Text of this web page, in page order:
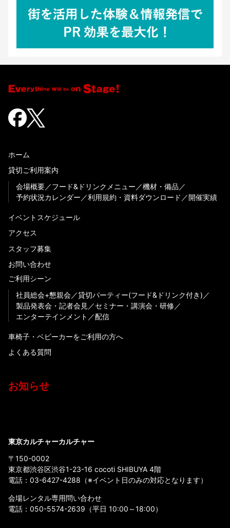
ホーム
貸切ご利用案内
会場概要
フード&ドリンクメニュー
機材・備品
予約状況カレンダー
利用規約・資料ダウンロード 開催実績
イベントスケジュール
アクセス
スタッフ募集
お問い合わせ
ご利用シーン
社員総会+懇親会
貸切パーティー(フード&ドリンク付き)
製品発表会・記者会見
セミナー・講演会・研修
エンターテインメント
配信
車椅子・ベビーカーをご利用の方へ
よくある質問
お知らせ
東京カルチャーカルチャー
〒150-0002
東京都渋谷区渋谷1-23-16 cocoti SHIBUYA 4階
電話： 03-6427-4288 （※イベント日のみの対応となります）
会場レンタル専用問い合わせ
電話： 050-5574-2639 （平日 10:00～18:00）